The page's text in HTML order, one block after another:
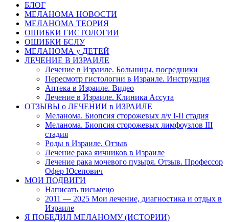
БЛОГ
МЕЛАНОМА НОВОСТИ
МЕЛАНОМА ТЕОРИЯ
ОШИБКИ ГИСТОЛОГИИ
ОШИБКИ БСЛУ
МЕЛАНОМА у ДЕТЕЙ
ЛЕЧЕНИЕ В ИЗРАИЛЕ
Лечение в Израиле. Больницы, посредники
Пересмотр гистологии в Израиле. Инструкция
Аптека в Израиле. Видео
Лечение в Израиле. Клиника Ассута
ОТЗЫВЫ о ЛЕЧЕНИИ в ИЗРАИЛЕ
Меланома. Биопсия сторожевых л/у I-II стадия
Меланома. Биопсия сторожевых лимфоузлов III
стадия
Роды в Израиле. Отзыв
Лечение рака яичников в Израиле
Лечение рака мочевого пузыря. Отзыв. Профессор
Офер Юсепович
МОИ ПОДВИГИ
Написать письмецо
2011 — 2025 Мои лечение, диагностика и отдых в
Израиле
Я ПОБЕДИЛ МЕЛАНОМУ (ИСТОРИИ)